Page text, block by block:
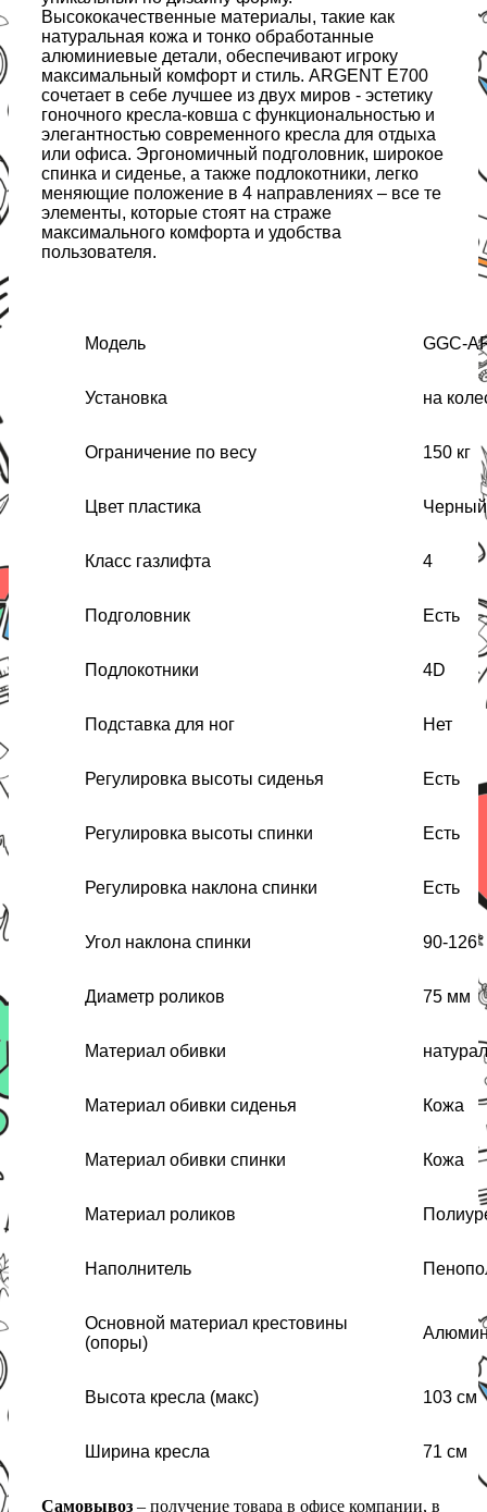
Высококачественные материалы, такие как
натуральная кожа и тонко обработанные
алюминиевые детали, обеспечивают игроку
максимальный комфорт и стиль. ARGENT E700
сочетает в себе лучшее из двух миров - эстетику
гоночного кресла-ковша с функциональностью и
элегантностью современного кресла для отдыха
или офиса. Эргономичный подголовник, широкое
спинка и сиденье, а также подлокотники, легко
меняющие положение в 4 направлениях – все те
элементы, которые стоят на страже
максимального комфорта и удобства
пользователя.
Модель GGC-
Установка на
Ограничение по весу 150 кг
Цвет пластика Черный
Класс газлифта 4
Подголовник Есть
Подлокотники 4D
Подставка для ног Нет
Регулировка высоты сиденья Есть
Регулировка высоты спинки Есть
Регулировка наклона спинки Есть
Угол наклона спинки 90-126°
Диаметр роликов 75 мм
Материал обивки
Материал обивки сиденья Кожа
Материал обивки спинки Кожа
Материал роликов
Наполнитель
Основной материал крестовины
(опоры)
Высота кресла (макс) 103 см
Ширина кресла 71 см
Самовывоз – получение товара в офисе компании, в